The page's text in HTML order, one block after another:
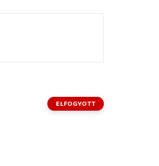
ELFOGYOTT